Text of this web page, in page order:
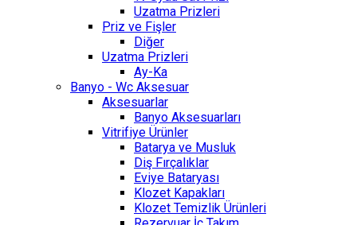
Uzatma Prizleri
Priz ve Fişler
Diğer
Uzatma Prizleri
Ay-Ka
Banyo - Wc Aksesuar
Aksesuarlar
Banyo Aksesuarları
Vitrifiye Ürünler
Batarya ve Musluk
Diş Fırçalıklar
Eviye Bataryası
Klozet Kapakları
Klozet Temizlik Ürünleri